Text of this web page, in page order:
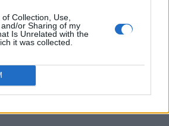
Collection, Use,
or Sharing of my
Is Unrelated with the
it was collected.
μικρών μαχητών ο Βλαδίμηρος
και αυτά «ημέρεψαν» – Το viral
τους